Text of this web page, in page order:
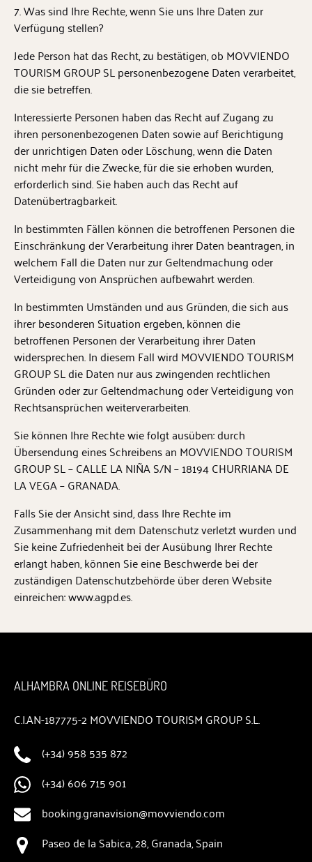
7. Was sind Ihre Rechte, wenn Sie uns Ihre Daten zur
Verfügung stellen?
Jede Person hat das Recht, zu bestätigen, ob MOVVIENDO
TOURISM GROUP SL personenbezogene Daten verarbeitet,
die sie betreffen.
Interessierte Personen haben das Recht auf Zugang zu
ihren personenbezogenen Daten sowie auf Berichtigung
der unrichtigen Daten oder Löschung, wenn die Daten
nicht mehr für die Zwecke, für die sie erhoben wurden,
erforderlich sind. Sie haben auch das Recht auf
Datenübertragbarkeit.
In bestimmten Fällen können die betroffenen Personen die
Einschränkung der Verarbeitung ihrer Daten beantragen, in
welchem Fall die Daten nur zur Geltendmachung oder
Verteidigung von Ansprüchen aufbewahrt werden.
In bestimmten Umständen und aus Gründen, die sich aus
ihrer besonderen Situation ergeben, können die
betroffenen Personen der Verarbeitung ihrer Daten
widersprechen. In diesem Fall wird MOVVIENDO TOURISM
GROUP SL die Daten nur aus zwingenden rechtlichen
Gründen oder zur Geltendmachung oder Verteidigung von
Rechtsansprüchen weiterverarbeiten.
Sie können Ihre Rechte wie folgt ausüben: durch
Übersendung eines Schreibens an MOVVIENDO TOURISM
GROUP SL – CALLE LA NIÑA S/N – 18194 CHURRIANA DE
LA VEGA – GRANADA.
Falls Sie der Ansicht sind, dass Ihre Rechte im
Zusammenhang mit dem Datenschutz verletzt wurden und
Sie keine Zufriedenheit bei der Ausübung Ihrer Rechte
erlangt haben, können Sie eine Beschwerde bei der
zuständigen Datenschutzbehörde über deren Website
einreichen: www.agpd.es.
ALHAMBRA ONLINE REISEBÜRO
C.I.AN-187775-2 MOVVIENDO TOURISM GROUP S.L.
(+34) 958 535 872
(+34) 606 715 901
booking.granavision@movviendo.com
Paseo de la Sabica, 28, Granada, Spain